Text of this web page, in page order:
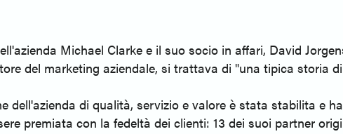
Michael Clarke e il suo socio in affari, David
del marketing aziendale, si trattava di "una tipica storia
dell'azienda di qualità, servizio e valore è stata stabilita e
premiata con la fedeltà dei clienti: 13 dei suoi partner